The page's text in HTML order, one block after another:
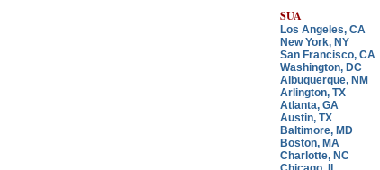
SUA
Los Angeles, CA
New York, NY
San Francisco, CA
Washington, DC
Albuquerque, NM
Arlington, TX
Atlanta, GA
Austin, TX
Baltimore, MD
Boston, MA
Charlotte, NC